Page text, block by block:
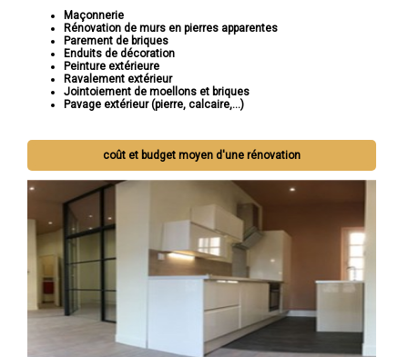
Maçonnerie
Rénovation de murs en pierres apparentes
Parement de briques
Enduits de décoration
Peinture extérieure
Ravalement extérieur
Jointoiement de moellons et briques
Pavage extérieur (pierre, calcaire,...)
coût et budget moyen d'une rénovation